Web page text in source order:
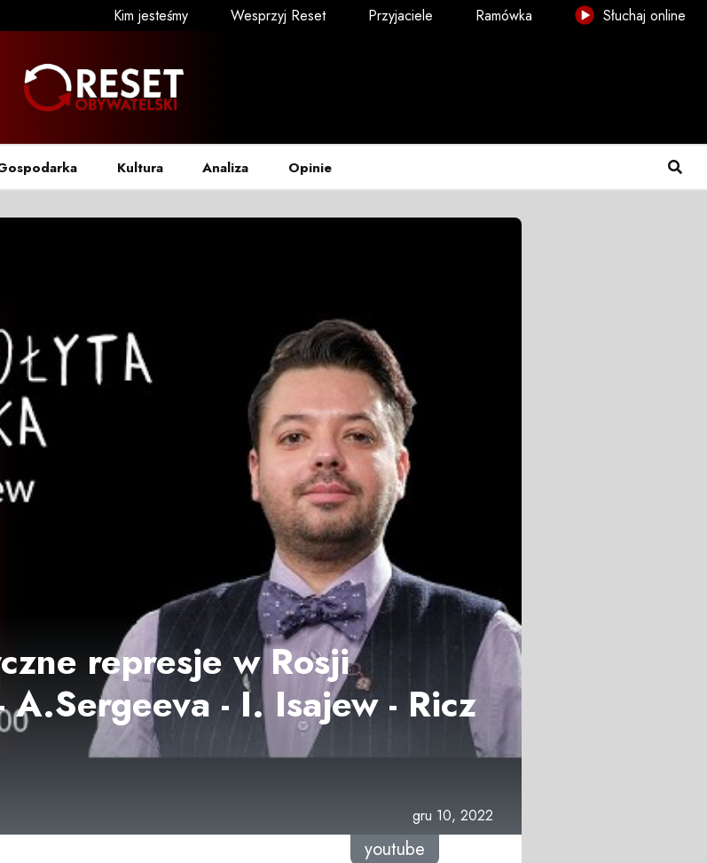
Kim jesteśmy Wesprzyj Reset Przyjaciele Ramówka Słuchaj online
Kultura Analiza Opinie
represje w Rosji
A.Sergeeva - I. Isajew - Ricz
gru 10, 2022
youtube